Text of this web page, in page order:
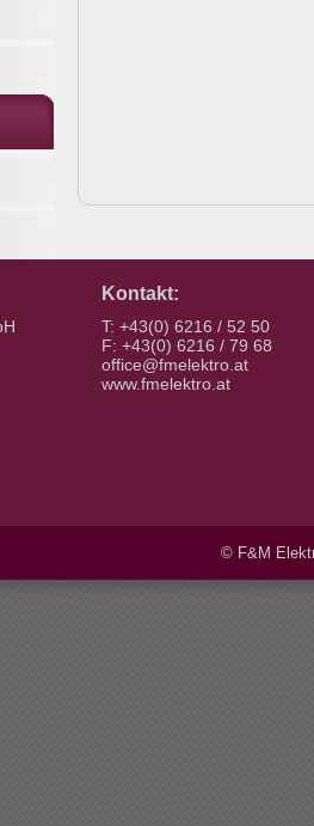
Kontakt:
T: +43(0) 6216 / 52 50
F: +43(0) 6216 / 79 68
office@fmelektro.at
www.fmelektro.at
© F&M